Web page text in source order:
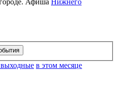
Афиша Нижнего
в этом месяце